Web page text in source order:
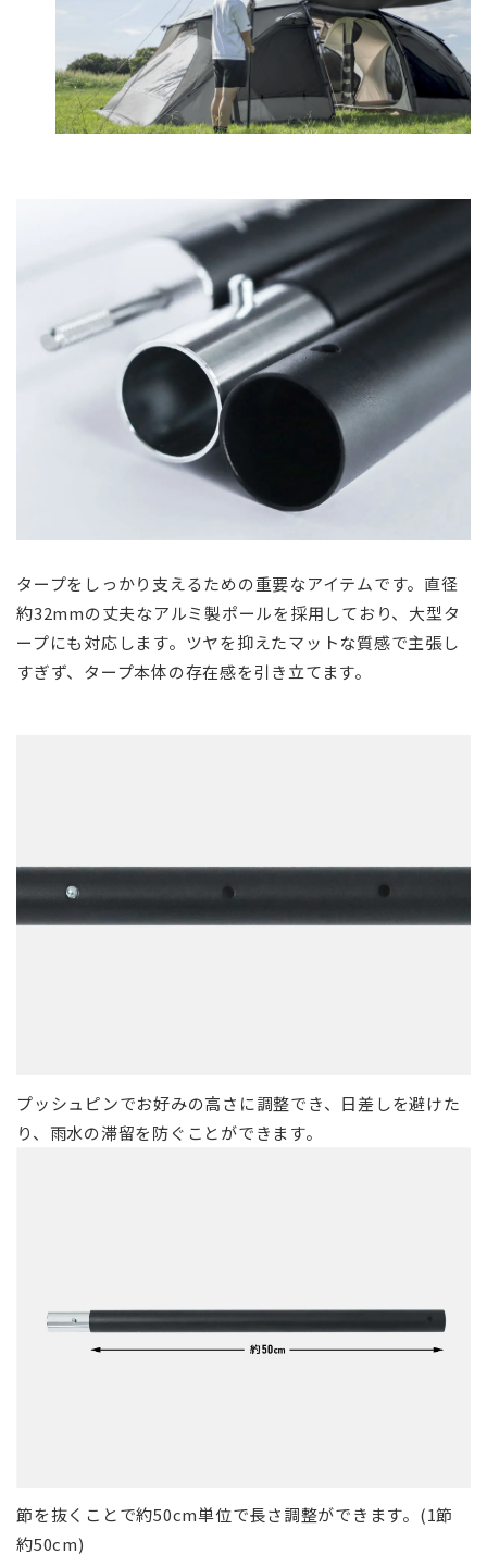
タープをしっかり支えるための重要なアイテムです。直径
約32mmの丈夫なアルミ製ポールを採用しており、大型タ
ープにも対応します。ツヤを抑えたマットな質感で主張し
すぎず、タープ本体の存在感を引き立てます。
プッシュピンでお好みの高さに調整でき、日差しを避けた
り、雨水の滞留を防ぐことができます。
節を抜くことで約50cm単位で長さ調整ができます。(1節
約50cm)